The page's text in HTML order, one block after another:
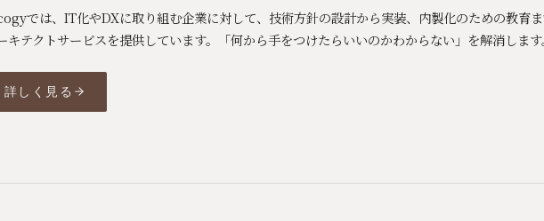
では、IT化やDXに取り組む企業に対して、技術方針の設計から実装、内製化のための教育
キテクトサービスを提供しています。「何から手をつけたらいいのかわからない」を解消します
詳しく見る